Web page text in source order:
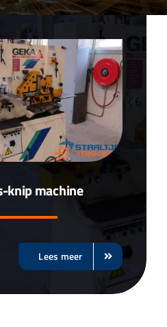
knip machine
Lees meer